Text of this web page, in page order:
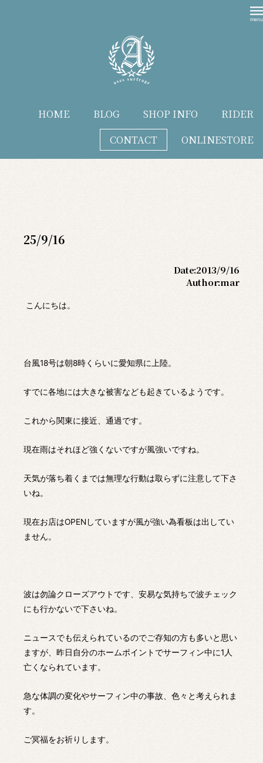
HOME BLOG SHOP INFO
RIDER
CONTACT
ONLINESTORE
25/9/16
Date:2013/9/16
Author:mar
こんにちは。
台風18号は朝8時くらいに愛知県に上陸。
すでに各地には大きな被害なども起きているようです。
これから関東に接近、通過です。
現在雨はそれほど強くないですが風強いですね。
天気が落ち着くまでは無理な行動は取らずに注意して下さ
いね。
現在お店はOPENしていますが風が強い為看板は出してい
ません。
波は勿論クローズアウトです、安易な気持ちで波チェック
にも行かないで下さいね。
ニュースでも伝えられているのでご存知の方も多いと思い
ますが、昨日自分のホームポイントでサーフィン中に1人
亡くなられています。
急な体調の変化やサーフィン中の事故、色々と考えられま
す。
ご冥福をお祈りします。